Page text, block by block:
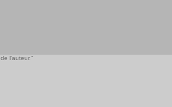
l'auteur."